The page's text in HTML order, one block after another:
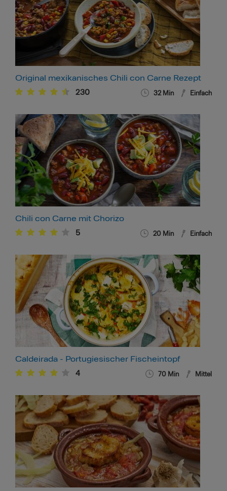
Original mexikanisches Chili con Carne Rezept
230 32Min Einfach
Chili con Carne mit Chorizo
5 20 Min Einfach
Caldeirada - Portugiesischer Fischeintopf
4 70 Min Mittel